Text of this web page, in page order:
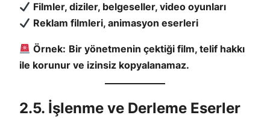
Filmler, diziler, belgeseller, video oyunları
Reklam filmleri, animasyon eserleri
Örnek: Bir yönetmenin çektiği film, telif hakkı
ile korunur ve izinsiz kopyalanamaz.
2.5. İşlenme ve Derleme Eserler